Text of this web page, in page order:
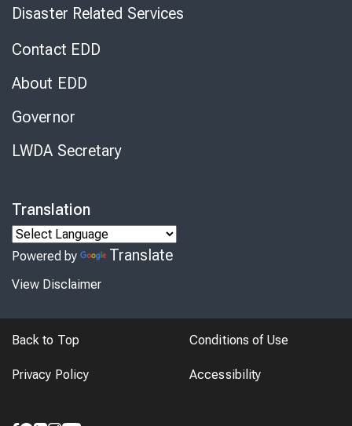
Disaster Related Services
Contact EDD
About EDD
Governor
LWDA Secretary
Translation
Powered by Translate
View Disclaimer
Back to Top Conditions of Use
Privacy Policy Accessibility